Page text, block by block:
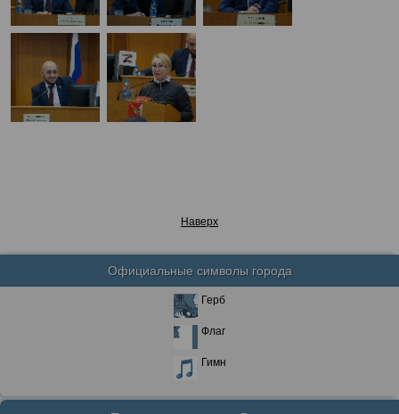
Наверх
Официальные символы города
Герб
Флаг
Гимн